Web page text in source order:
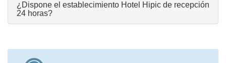
¿Dispone el establecimiento Hotel Hipic de recepción
24 horas?